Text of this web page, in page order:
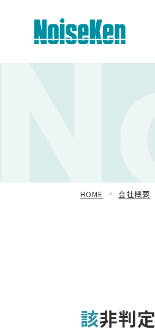
HOME 会社概要
該非判
ファスト・トランジェント
車載用EMC試験器